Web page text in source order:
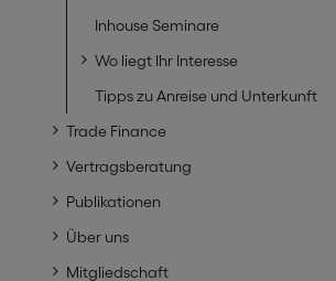
Inhouse Seminare
Wo liegt Ihr Interesse
Tipps zu Anreise und Unterkunft
Trade Finance
Vertragsberatung
Publikationen
Über uns
Mitgliedschaft